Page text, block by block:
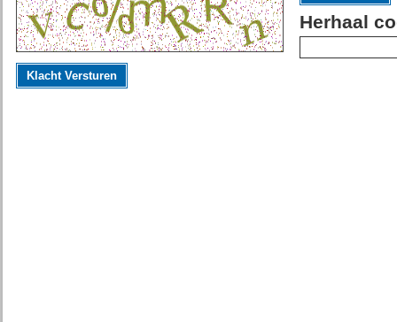
Herhaal
Klacht Versturen